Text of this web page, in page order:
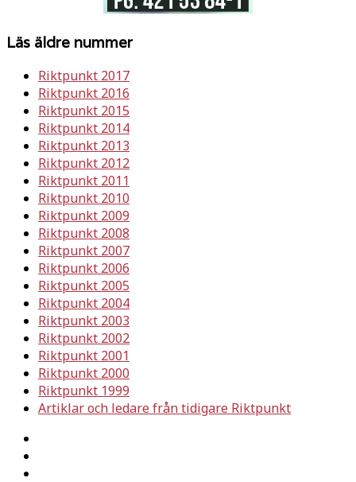
Läs äldre nummer
Riktpunkt 2017
Riktpunkt 2016
Riktpunkt 2015
Riktpunkt 2014
Riktpunkt 2013
Riktpunkt 2012
Riktpunkt 2011
Riktpunkt 2010
Riktpunkt 2009
Riktpunkt 2008
Riktpunkt 2007
Riktpunkt 2006
Riktpunkt 2005
Riktpunkt 2004
Riktpunkt 2003
Riktpunkt 2002
Riktpunkt 2001
Riktpunkt 2000
Riktpunkt 1999
Artiklar och ledare från tidigare Riktpunkt